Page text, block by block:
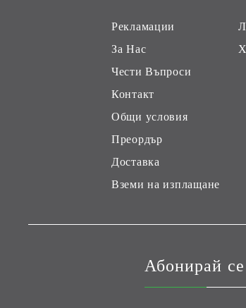
Рекламации
За Нас
Чести Въпроси
Контакт
Общи условия
Преордър
Доставка
Вземи на изплащане
Абонирай